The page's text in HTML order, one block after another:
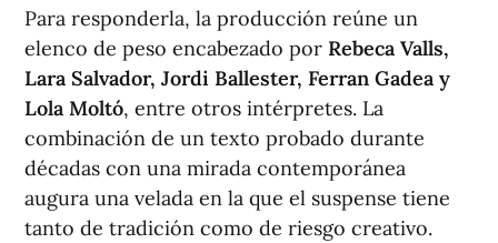
Para responderla, la producción reúne un
elenco de peso encabezado por Rebeca Valls,
Lara Salvador, Jordi Ballester, Ferran Gadea y
Lola Moltó, entre otros intérpretes. La
combinación de un texto probado durante
décadas con una mirada contemporánea
augura una velada en la que el suspense tiene
tanto de tradición como de riesgo creativo.